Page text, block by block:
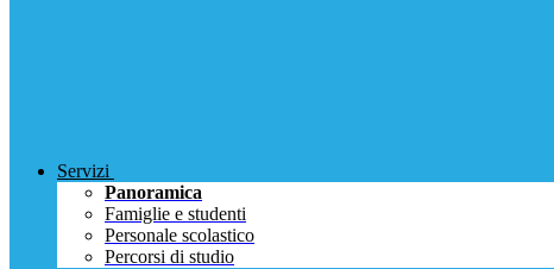
Servizi
Panoramica
Famiglie e studenti
Personale scolastico
Percorsi di studio